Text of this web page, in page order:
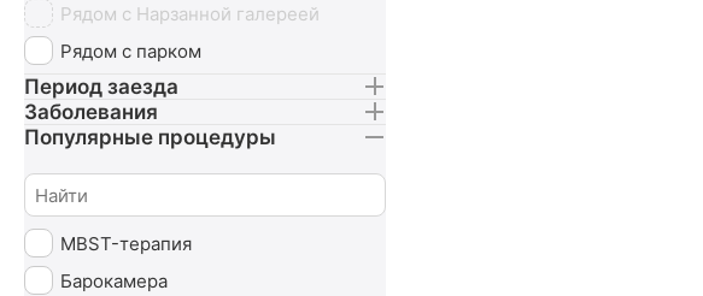
Рядом с Нарзанной галереей
Рядом с парком
Период заезда
Заболевания
Популярные процедуры
MBST-терапия
Барокамера